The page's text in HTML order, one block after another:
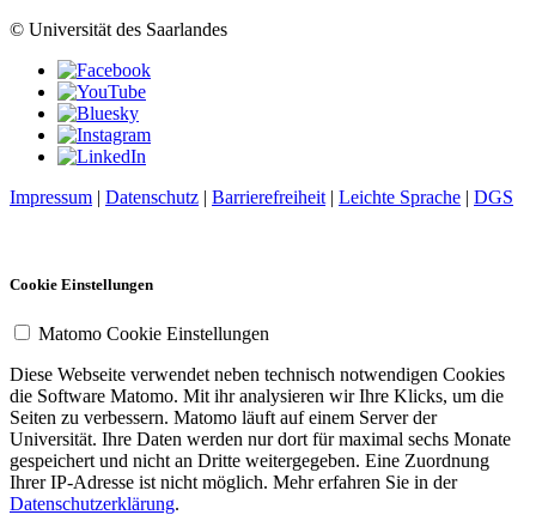
© Universität des Saarlandes
Impressum | Datenschutz | Barrierefreiheit | Leichte Sprache | DGS
Cookie Einstellungen
Matomo Cookie Einstellungen
Diese Webseite verwendet neben technisch notwendigen Cookies
die Software Matomo. Mit ihr analysieren wir Ihre Klicks, um die
Seiten zu verbessern. Matomo läuft auf einem Server der
Universität. Ihre Daten werden nur dort für maximal sechs Monate
gespeichert und nicht an Dritte weitergegeben. Eine Zuordnung
Ihrer IP-Adresse ist nicht möglich. Mehr erfahren Sie in der
Datenschutzerklärung.